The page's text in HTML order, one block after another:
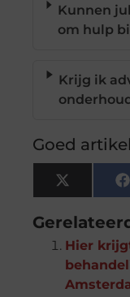
Kunnen
om hulp
Krijg ik
Goed
X
(Twitter)
Hier